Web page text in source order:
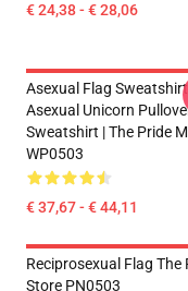
€ 24,38 - € 28,06
Asexual Flag
Asexual Unicorn
Sweatshirt | The Pride
WP0503
€ 37,67 - € 44,11
Reciprosexual Flag The
Store PN0503